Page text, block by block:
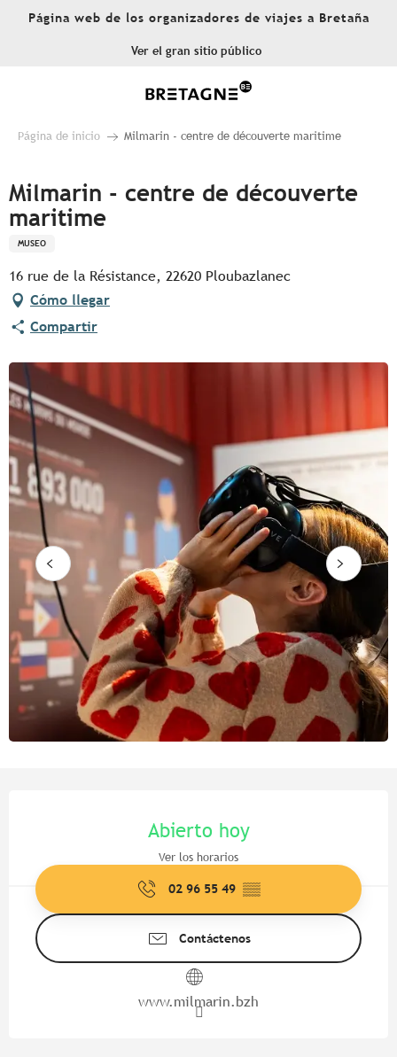
AllerPágina web de los organizadores de viajes a Bretaña
Ver el gran sitio público
Página de inicio Milmarin - centre de découverte maritime
Milmarin - centre de découverte
maritime
MUSEO
16 rue de la Résistance, 22620 Ploubazlanec
Cómo llegar
Compartir
Abierto hoy
Ver los horarios
02 96 55 49 ▒▒
Contáctenos
www.milmarin.bzh